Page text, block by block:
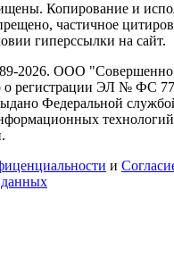
Копирование и
частичное
гиперссылки на сайт.
2026. ООО "Совершенно
о регистрации ЭЛ № ФС
Федеральной
и